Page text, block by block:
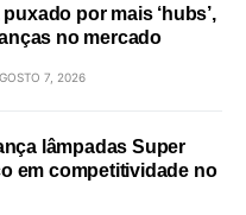
por mais ‘hubs’,
no mercado
7, 2026
lâmpadas Super
em competitividade no